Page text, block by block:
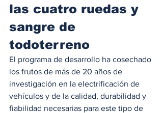
las cuatro ruedas y
sangre de
todoterreno
El programa de desarrollo ha cosechado
los frutos de más de 20 años de
investigación en la electrificación de
vehículos y de la calidad, durabilidad y
fiabilidad necesarias para este tipo de